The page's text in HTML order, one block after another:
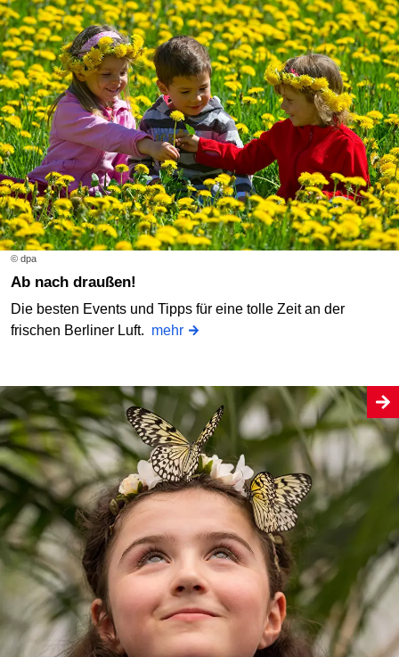
© dpa
Ab nach draußen!
Die besten Events und Tipps für eine tolle Zeit an der
frischen Berliner Luft. mehr